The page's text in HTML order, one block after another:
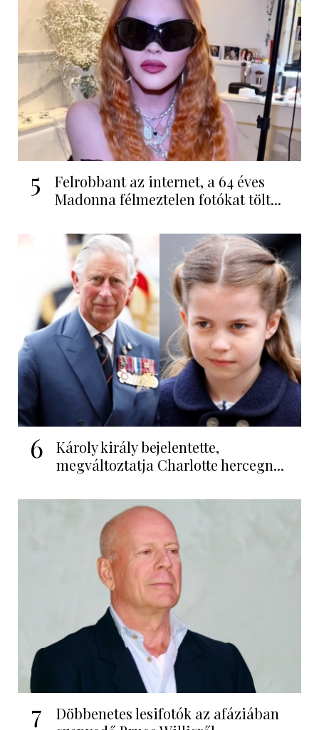
5
Felrobbant az internet, a 64 éves
Madonna félmeztelen fotókat tölt...
6
Károly király bejelentette,
megváltoztatja Charlotte hercegn...
7
Döbbenetes lesifotók az afáziában